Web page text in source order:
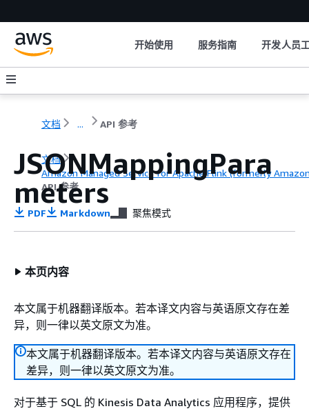
开始使用 服务指南 开发人员
文档 ... API 参考
文档
Amazon Managed Service for Apache Flink (formerly
API 参考
JSONMappingPara
meters
PDF Markdown 聚焦模式
本页内容
本文属于机器翻译版本。若本译文内容与英语原文存在差
异，则一律以英文原文为准。
本文属于机器翻译版本。若本译文内容与英语原文存在
差异，则一律以英文原文为准。
对于基于 SQL 的 Kinesis Data Analytics 应用程序，提供